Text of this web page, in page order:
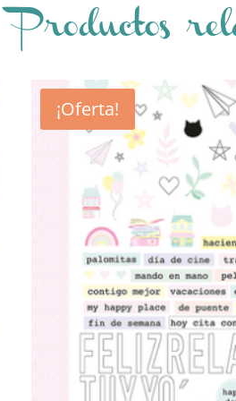
Productos
¡Oferta!